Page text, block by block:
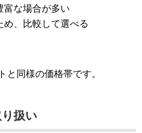
富な場合が多い
め、比較して選べる
と同様の価格帯です。
扱い